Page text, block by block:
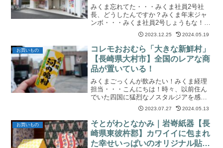
り場だ！！
みくま忘れてた・・・みくま社員2号社
長、どうしたんですか？みくま年末ジャ
ンボ・・・みくま社員2号しょうもな！年
末ジャンボを買いそびれました、みくま
です。令和５年度の年末ジャンボの販売
は令和5年12月22日まで。すっかり失念し
ていました(-_...
2023.12.25 2024.05.19
お買いもの
コレモおおむら「大きな新鮮村」
【長崎県大村市】全国のレアな商
品が置いている！
みくまごっくんが飲みたい！みくま経理
担当・・・こんにちは！時々、以前住ん
でいた四国に猛烈なノスタルジアを感じ
る、みくまです(´ｗ｀)なんなんですか
ね？この感じ。若い時の思い出がそうさ
せるのでしょうか・・・そんな四国を思
い起こさせる飲み物が地...
2023.07.27 2024.05.13
お買いもの
そとがわとなかみ｜岩㟢紙器【長
崎県東彼杵郡】カワイイに包まれ
た幸せいっぱいのオリジナル貼り